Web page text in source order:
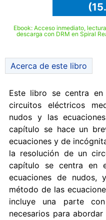
Ebook: Acceso inmediato,
descarga con DRM en Spiral
Acerca de este libro
Este libro se centra
circuitos eléctricos
nudos y las
capítulo se hace un
ecuaciones y de
la resolución de un
capítulo se centra en
ecuaciones de
método de las
incluye una parte
necesarios para